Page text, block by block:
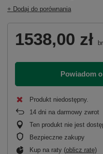
+ Dodaj do porównania
1538,00 zł
Powiadom
Produkt niedostępny
14 dni na darmowy zwrot
Ten produkt nie jest
Bezpieczne zakupy
Kup na raty (oblicz ratę)